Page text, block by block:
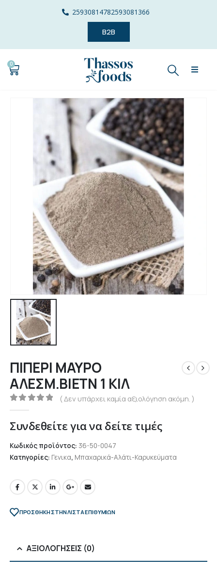
25930814782593081366
B2B
0
ΠΙΠΕΡΙ ΜΑΥΡΟ
ΑΛΕΣΜ.ΒΙΕΤΝ 1 ΚΙΛ
0out of 5
( Δεν υπάρχει καμία αξιολόγηση ακόμη. )
Συνδεθείτε για να δείτε τιμές
Κωδικός προϊόντος: 36-50-0047
Κατηγορίες: Γενικα, Μπαχαρικά-Αλάτι-Καρυκεύματα
ΠΡΌΣΘΉΚΗ ΣΤΗΝ ΛΊΣΤΑ ΕΠΙΘΥΜΙΏΝ
ΑΞΙΟΛΟΓΉΣΕΙΣ (0)